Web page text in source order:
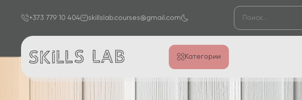
+373 779 10 404 skillslab.courses@gmail.com
Категории